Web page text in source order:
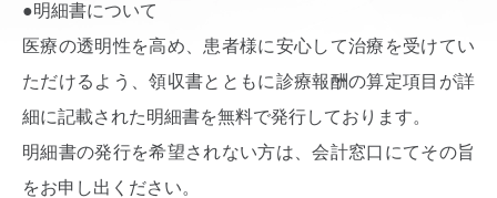
●明細書について
医療の透明性を高め、患者様に安心して治療を受けてい
ただけるよう、領収書とともに診療報酬の算定項目が詳
細に記載された明細書を無料で発行しております。
明細書の発行を希望されない方は、会計窓口にてその旨
をお申し出ください。